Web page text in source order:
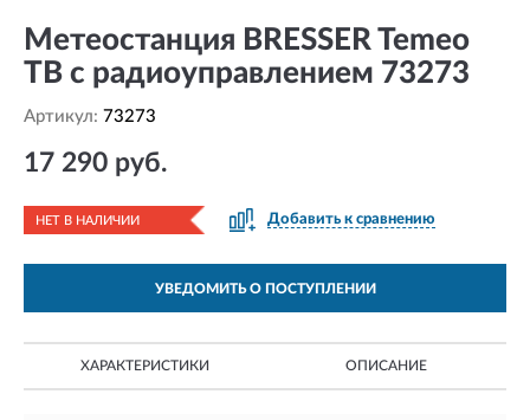
Метеостанция BRESSER Temeo
TB с радиоуправлением 73273
Артикул: 73273
17 290 руб.
НЕТ В НАЛИЧИИ Добавить к сравнению
УВЕДОМИТЬ О ПОСТУПЛЕНИИ
ХАРАКТЕРИСТИКИ ОПИСАНИЕ